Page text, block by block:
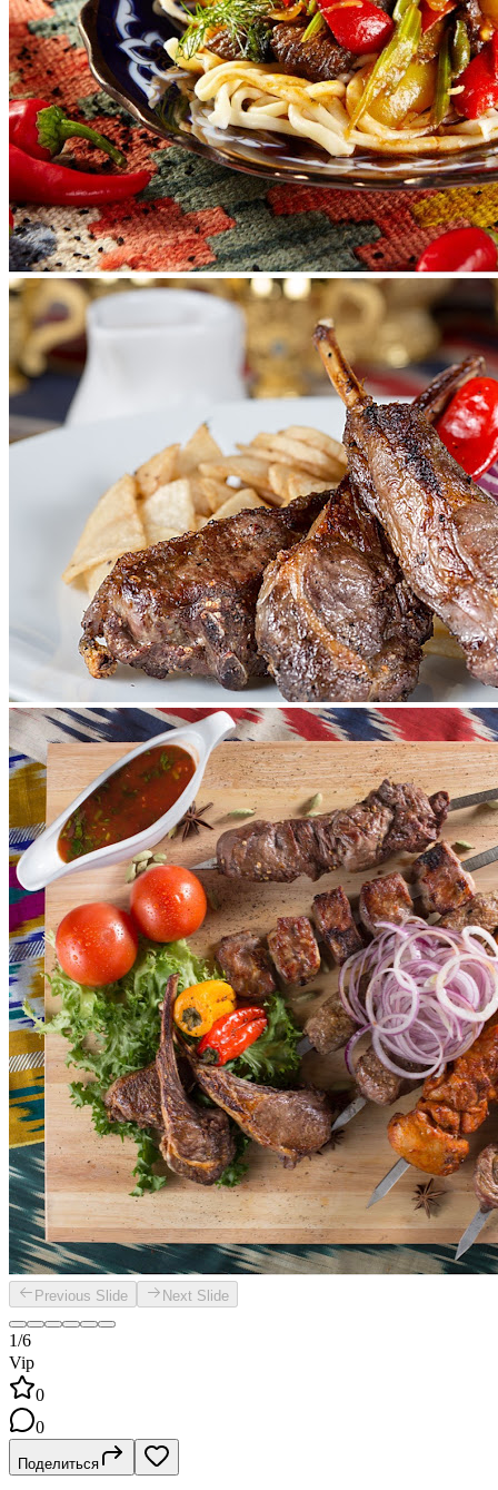
Previous Slide Next Slide
1/6
Vip
0
0
Поделиться